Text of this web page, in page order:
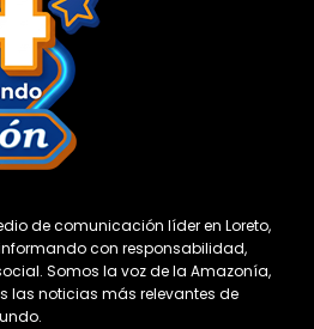
de comunicación líder en Loreto,
con responsabilidad,
Somos la voz de la Amazonía,
las noticias más relevantes de